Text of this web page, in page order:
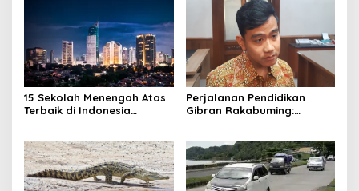
Komputer
15 Sekolah Menengah Atas
Terbaik di Indonesia
Perjalanan Pendidikan
Gibran Rakabuming: